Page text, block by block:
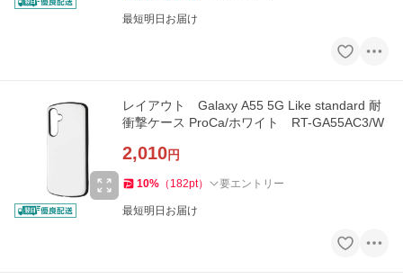
最短明日お届け
レイアウト Galaxy A55 5G Like standard 耐
衝撃ケース ProCa/ホワイト RT-GA55AC3/W
2,010円
10% （ 182pt） 要エントリー
最短明日お届け